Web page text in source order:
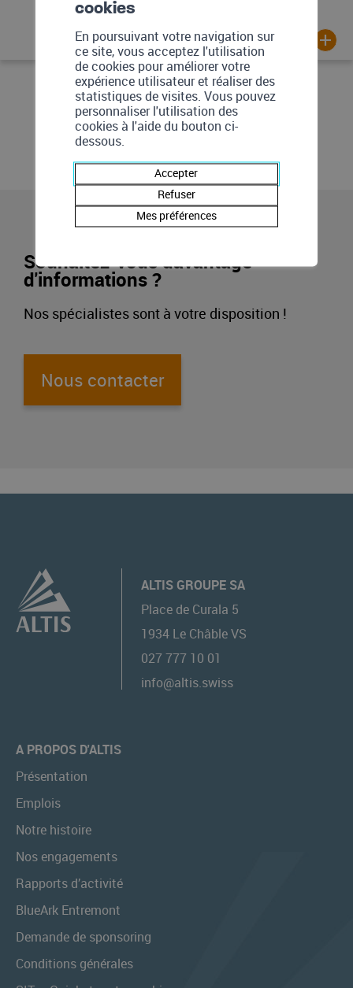
Souhaitez-vous davantage
d'informations ?
Nos spécialistes sont à votre disposition !
Nous contacter
ALTIS GROUPE SA
Place de Curala 5
1934 Le Châble VS
027 777 10 01
info@altis.swiss
A PROPOS D'ALTIS
Présentation
Emplois
Notre histoire
Nos engagements
Rapports d’activité
BlueArk Entremont
Demande de sponsoring
Conditions générales
cookies
En poursuivant votre navigation sur
ce site, vous acceptez l'utilisation
de cookies pour améliorer votre
expérience utilisateur et réaliser des
statistiques de visites. Vous pouvez
personnaliser l'utilisation des
cookies à l'aide du bouton ci-
dessous.
Accepter
Refuser
Mes préférences